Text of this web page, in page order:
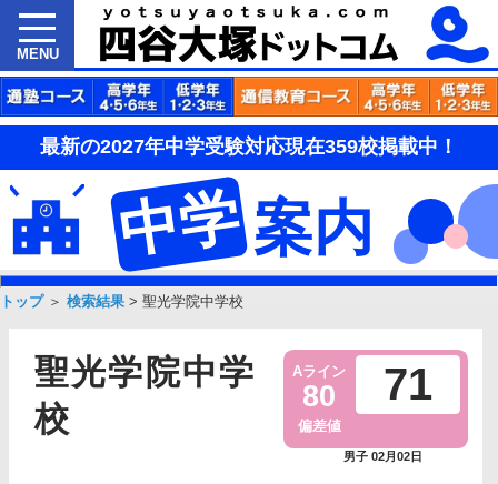
MENU
最新の2027年中学受験対応現在359校掲載中！
中学案内
トップ＞ 検索結果 > 聖光学院中学校
聖光学院中学
校
Aライン
80
偏差値
71
男子 02月02日